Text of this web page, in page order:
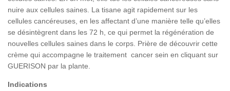
nuire aux cellules saines. La tisane agit rapidement sur les
cellules cancéreuses, en les affectant d’une manière telle qu’elles
se désintègrent dans les 72 h, ce qui permet la régénération de
nouvelles cellules saines dans le corps. Prière de découvrir cette
crème qui accompagne le traitement cancer sein en cliquant sur
GUERISON par la plante.
Indications